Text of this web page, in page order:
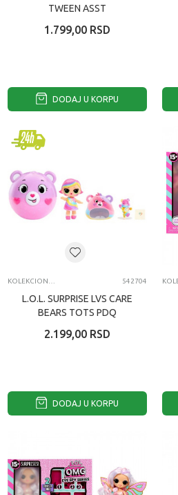
TWEEN ASST
1.799,00 RSD
DODAJ U KORPU
542704
L.O.L. SURPRISE LVS CARE
BEARS TOTS PDQ
2.199,00 RSD
DODAJ U KORPU